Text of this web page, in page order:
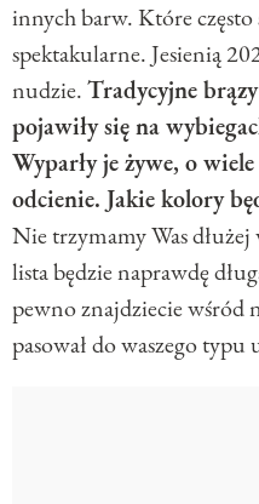
innych barw. Które
spektakularne. Jesienią
nudzie.Tradycyjne
pojawiły się na
Wyparły je żywe, o
odcienie. Jakie kolory
Nie trzymamy Was
lista będzie naprawdę
pewno znajdziecie wśród
pasował do waszego typu